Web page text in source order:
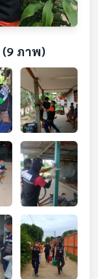
ภาพ)